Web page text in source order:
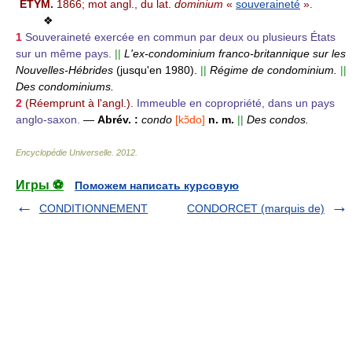
ÉTYM. 1866; mot angl., du lat. dominium « souveraineté ».
❖
1 Souveraineté exercée en commun par deux ou plusieurs États
sur un même pays. || L'ex-condominium franco-britannique sur les
Nouvelles-Hébrides (jusqu'en 1980). || Régime de condominium. ||
Des condominiums.
2 (Réemprunt à l'angl.). Immeuble en copropriété, dans un pays
anglo-saxon. — Abrév. : condo [kɔ̃do] n. m. || Des condos.
Encyclopédie Universelle 2012
Игры ⚽
Поможем написать курсовую
CONDITIONNEMENT
CONDORCET (marquis de)